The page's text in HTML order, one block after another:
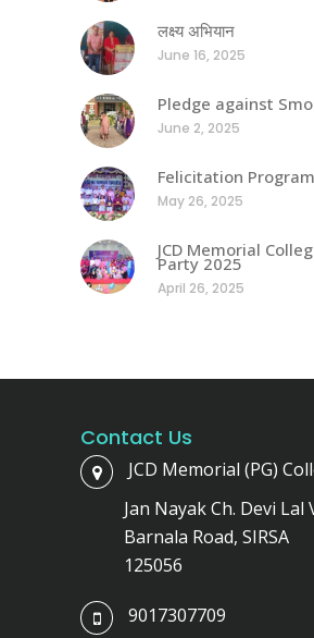
लक्ष्य अभियान
June 16, 2025
Pledge against
June 2, 2025
Felicitation
May 26, 2025
JCD Memorial
Party 2025
April 26, 2025
Contact Us
JCD Memorial (PG)
Jan Nayak Ch. Devi Lal
Barnala Road, SIRSA
125056
9017307709